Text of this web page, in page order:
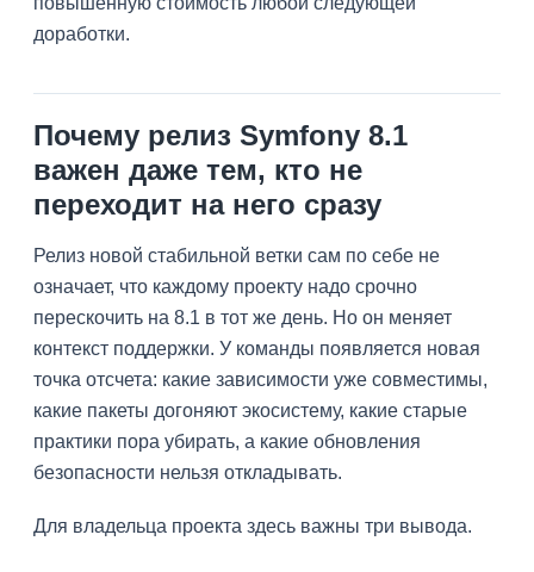
доработки.
Почему релиз Symfony 8.1
важен даже тем, кто не
переходит на него сразу
Релиз новой стабильной ветки сам по себе не
означает, что каждому проекту надо срочно
перескочить на 8.1 в тот же день. Но он меняет
контекст поддержки. У команды появляется новая
точка отсчета: какие зависимости уже совместимы,
какие пакеты догоняют экосистему, какие старые
практики пора убирать, а какие обновления
безопасности нельзя откладывать.
Для владельца проекта здесь важны три вывода.